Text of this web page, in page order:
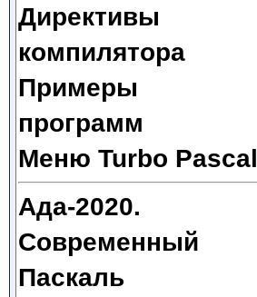
Директивы
компилятора
Примеры
программ
Меню Turbo Pascal
Ада-2020.
Современный
Паскаль